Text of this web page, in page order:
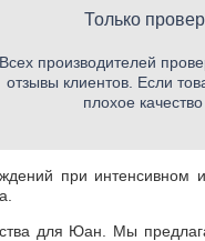
Только
Всех производителей
отзывы клиентов. Если
плохое
при интенсивном
для Юан. Мы